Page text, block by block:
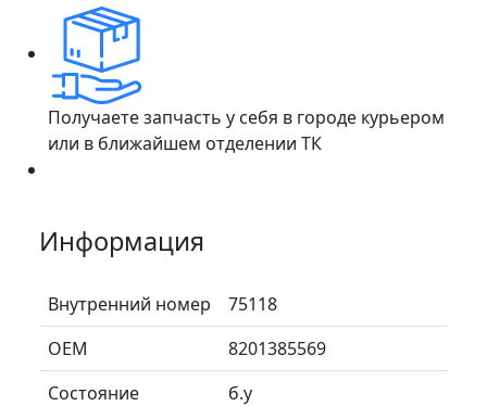
Получаете запчасть у себя в городе курьером
или в ближайшем отделении ТК
Информация
Внутренний номер
75118
ОЕМ
8201385569
Состояние
б.у